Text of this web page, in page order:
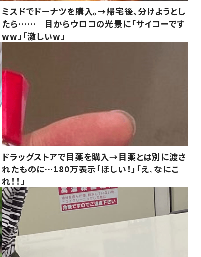
ミスドでドーナツを購入。→帰宅後、分けようとし
たら…… 目からウロコの光景に「サイコーです
ww」「激しいw」
ドラッグストアで目薬を購入→目薬とは別に渡さ
れたものに…180万表示「ほしい！」「え、なにこ
れ！！」